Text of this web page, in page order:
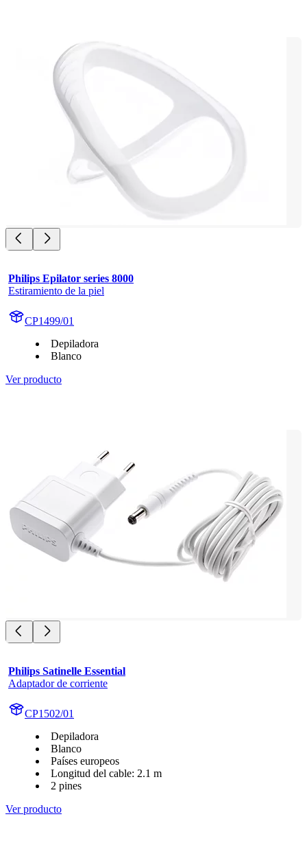
Philips Epilator series 8000
Estiramiento de la piel
CP1499/01
Depiladora
Blanco
Ver producto
Philips Satinelle Essential
Adaptador de corriente
CP1502/01
Depiladora
Blanco
Países europeos
Longitud del cable: 2.1 m
2 pines
Ver producto